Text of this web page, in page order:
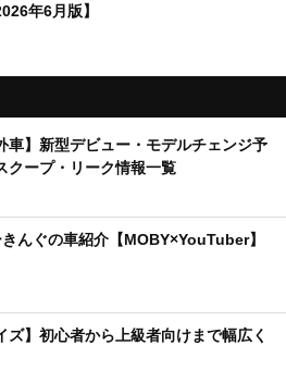
年6月版】
車】新型デビュー・モデルチェンジ予
クープ・リーク情報一覧
んぐの車紹介【MOBY×YouTuber】
ズ】初心者から上級者向けまで幅広く